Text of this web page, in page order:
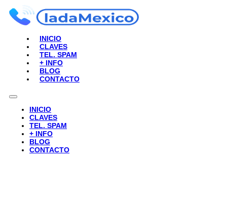
INICIO
CLAVES
TEL. SPAM
+ INFO
BLOG
CONTACTO
INICIO
CLAVES
TEL. SPAM
+ INFO
BLOG
CONTACTO